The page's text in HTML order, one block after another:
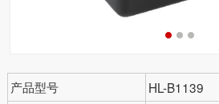
产品型号
HL-B1139